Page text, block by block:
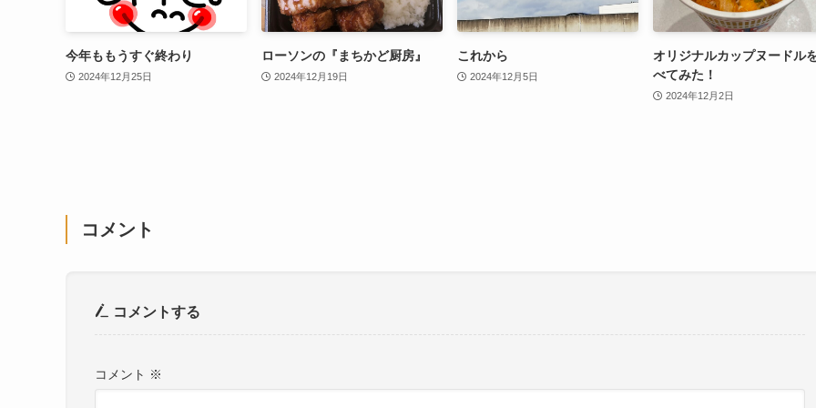
今年ももうすぐ終わり
2024年12月25日
ローソンの『まちかど厨房』
2024年12月19日
これから
2024年12月5日
オリジナルカップヌードル
べてみた！
2024年12月2日
コメント
コメントする
コメント ※